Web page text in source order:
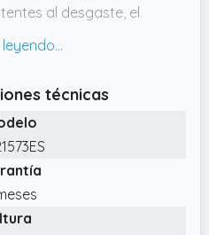
al desgaste, el
camino, como
de
agrega seguridad.
Este tractor
una caja volquete
se pueden
nieve u hojas
técnicas